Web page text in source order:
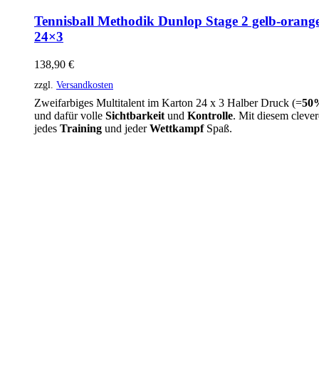
Tennisball Methodik Dunlop Stage 2 gelb-
24×3
138,90 €
zzgl. Versandkosten
Zweifarbiges Multitalent im Karton 24 x 3 Halber Druck (=
und dafür volle Sichtbarkeit und Kontrolle. Mit diesem
jedes Training und jederWettkampfSpaß.